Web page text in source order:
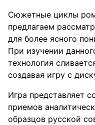
Сюжетные циклы
предлагаем
для более ясного
При изучении
технология
создавая игру с
Игра представляет
приемов
образцов русской